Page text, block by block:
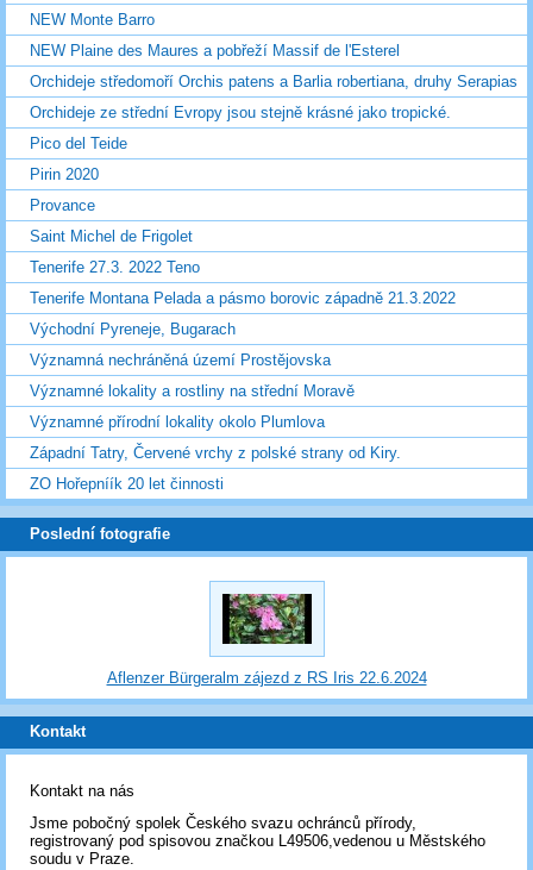
NEW Monte Barro
NEW Plaine des Maures a pobřeží Massif de l'Esterel
Orchideje středomoří Orchis patens a Barlia robertiana, druhy Serapias
Orchideje ze střední Evropy jsou stejně krásné jako tropické.
Pico del Teide
Pirin 2020
Provance
Saint Michel de Frigolet
Tenerife 27.3. 2022 Teno
Tenerife Montana Pelada a pásmo borovic západně 21.3.2022
Východní Pyreneje, Bugarach
Významná nechráněná území Prostějovska
Významné lokality a rostliny na střední Moravě
Významné přírodní lokality okolo Plumlova
Západní Tatry, Červené vrchy z polské strany od Kiry.
ZO Hořepníík 20 let činnosti
Poslední fotografie
Aflenzer Bürgeralm zájezd z RS Iris 22.6.2024
Kontakt
Kontakt na nás
Jsme pobočný spolek Českého svazu ochránců přírody,
registrovaný pod spisovou značkou L49506,vedenou u Městského
soudu v Praze.